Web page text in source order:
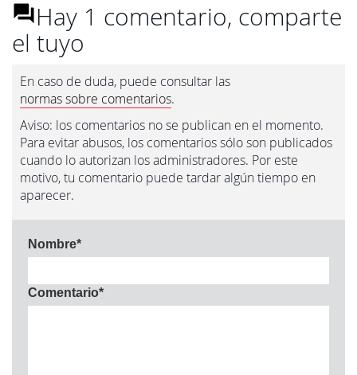
Hay 1 comentario, comparte
el tuyo
En caso de duda, puede consultar las
normas sobre comentarios.
Aviso: los comentarios no se publican en el momento.
Para evitar abusos, los comentarios sólo son publicados
cuando lo autorizan los administradores. Por este
motivo, tu comentario puede tardar algún tiempo en
aparecer.
Nombre*
Comentario*